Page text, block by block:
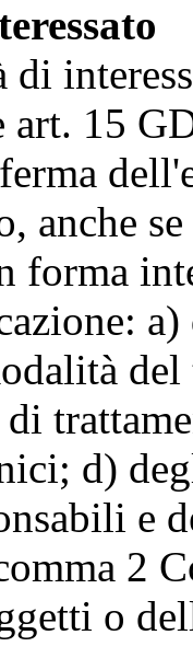
di
art. 15
anche
forma
di
d)
e
2
o